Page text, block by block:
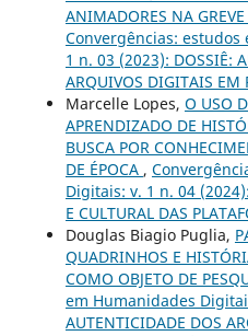
ANIMADORES NA
Convergências:
1 n. 03 (2023): DOSSIÊ:
ARQUIVOS DIGITAIS EM
Marcelle Lopes, O USO
APRENDIZADO DE
BUSCA POR
DE ÉPOCA ,
Digitais: v. 1 n. 04
E CULTURAL DAS
Douglas Biagio Puglia,
QUADRINHOS E
COMO OBJETO DE
em Humanidades
AUTENTICIDADE DOS